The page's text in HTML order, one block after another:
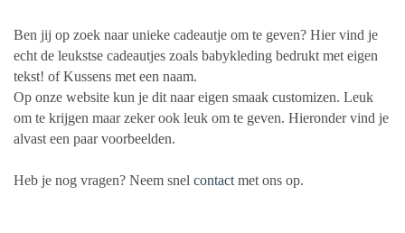
Ben jij op zoek naar unieke cadeautje om te geven? Hier vind je
echt de leukstse cadeautjes zoals babykleding bedrukt met eigen
tekst! of Kussens met een naam.
Op onze website kun je dit naar eigen smaak customizen. Leuk
om te krijgen maar zeker ook leuk om te geven. Hieronder vind je
alvast een paar voorbeelden.
Heb je nog vragen? Neem snel contactmet ons op.